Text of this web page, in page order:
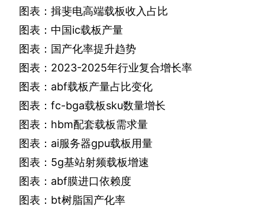
图表：揖斐电高端载板收入占比
图表：中国ic载板产量
图表：国产化率提升趋势
图表： 2023-2025年行业复合增长率
图表： abf载板产量占比变化
图表： fc-bga载板sku数量增长
图表： hbm配套载板需求量
图表： ai服务器gpu载板用量
图表： 5g基站射频载板增速
图表： abf膜进口依赖度
图表： bt树脂国产化率